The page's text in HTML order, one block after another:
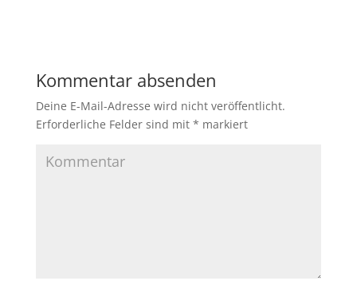
Kommentar absenden
Deine E-Mail-Adresse wird nicht veröffentlicht.
Erforderliche Felder sind mit * markiert